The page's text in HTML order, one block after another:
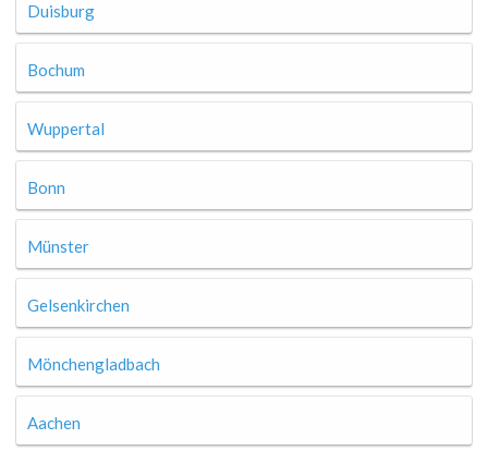
Duisburg
Bochum
Wuppertal
Bonn
Münster
Gelsenkirchen
Mönchengladbach
Aachen